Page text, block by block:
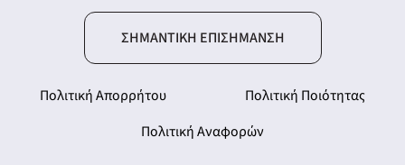
ΣΗΜΑΝΤΙΚΉ ΕΠΙΣΉΜΑΝΣΗ
Πολιτική Απορρήτου
Πολιτική Ποιότητας
Πολιτική Αναφορών